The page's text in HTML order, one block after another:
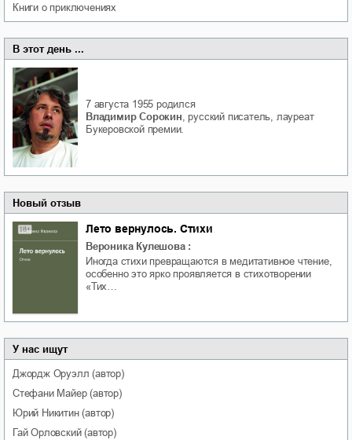
книги о приключениях
В этот день ...
7 августа 1955 родился
Владимир Сорокин, русский писатель, лауреат
Букеровской премии.
Новый отзыв
Лето вернулось. Стихи
Вероника Кулешова :
Иногда стихи превращаются в медитативное чтение,
особенно это ярко проявляется в стихотворении
«Тих…
У нас ищут
Джордж Оруэлл (автор)
Стефани Майер(автор)
Юрий Никитин(автор)
Гай Орловский(автор)